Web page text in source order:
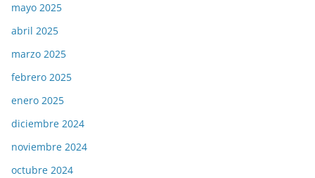
mayo 2025
abril 2025
marzo 2025
febrero 2025
enero 2025
diciembre 2024
noviembre 2024
octubre 2024